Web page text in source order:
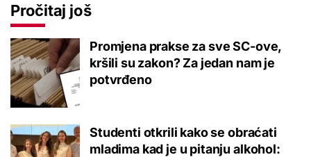
Pročitaj još
Promjena prakse za sve SC-ove,
kršili su zakon? Za jedan nam je
potvrđeno
Studenti otkrili kako se obraćati
mladima kad je u pitanju alkohol: